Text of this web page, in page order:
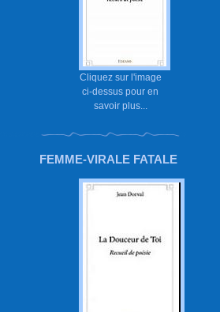
Cliquez sur l'image
ci-dessus pour en
savoir plus...
FEMME-VIRALE FATALE